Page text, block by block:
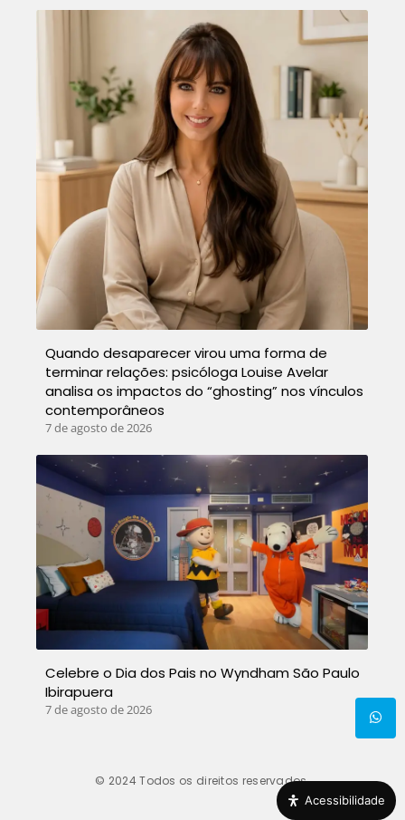
Quando desaparecer virou uma forma de
terminar relações: psicóloga Louise Avelar
analisa os impactos do “ghosting” nos vínculos
contemporâneos
7 de agosto de 2026
Celebre o Dia dos Pais no Wyndham São Paulo
Ibirapuera
7 de agosto de 2026
© 2024Todos os direitos reservados
Acessibilidade